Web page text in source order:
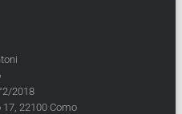
2018
22100 Como